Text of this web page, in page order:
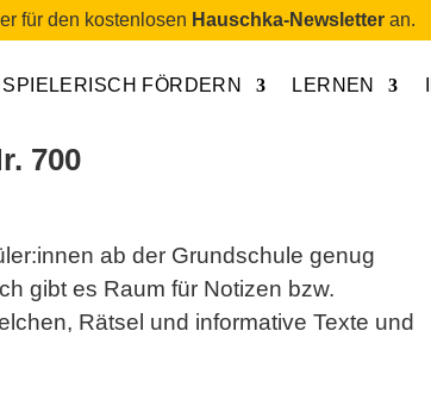
für den kostenlosen Hauschka-Newsletter an.
SPIELERISCH FÖRDERN LERNEN
700
ab der Grundschule genug
gibt es Raum für Notizen bzw.
Rätsel und informative Texte und